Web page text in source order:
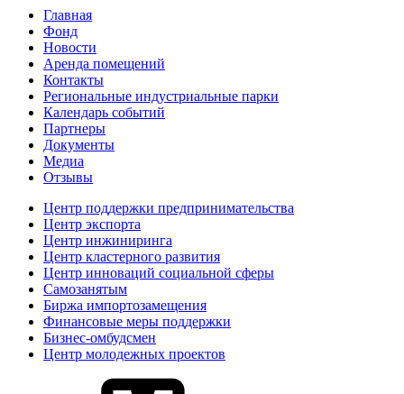
Главная
Фонд
Новости
Аренда помещений
Контакты
Региональные индустриальные парки
Календарь событий
Партнеры
Документы
Медиа
Отзывы
Центр поддержки предпринимательства
Центр экспорта
Центр инжиниринга
Центр кластерного развития
Центр инноваций социальной сферы
Cамозанятым
Биржа импортозамещения
Финансовые меры поддержки
Бизнес-омбудсмен
Центр молодежных проектов